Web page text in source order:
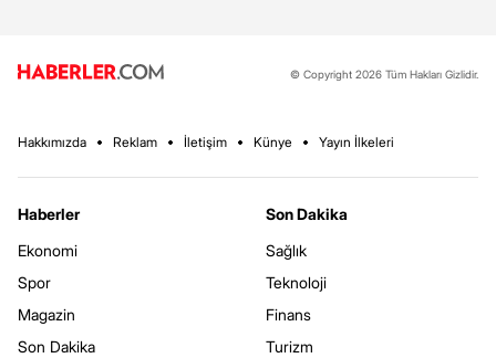
© Copyright 2026 Tüm Hakları Gizlidir.
Hakkımızda Reklam İletişim Künye Yayın İlkeleri
Haberler
Ekonomi
Spor
Magazin
Son Dakika
Son Dakika
Sağlık
Teknoloji
Finans
Turizm